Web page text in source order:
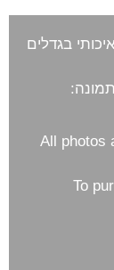
בגדלים
All photos
To